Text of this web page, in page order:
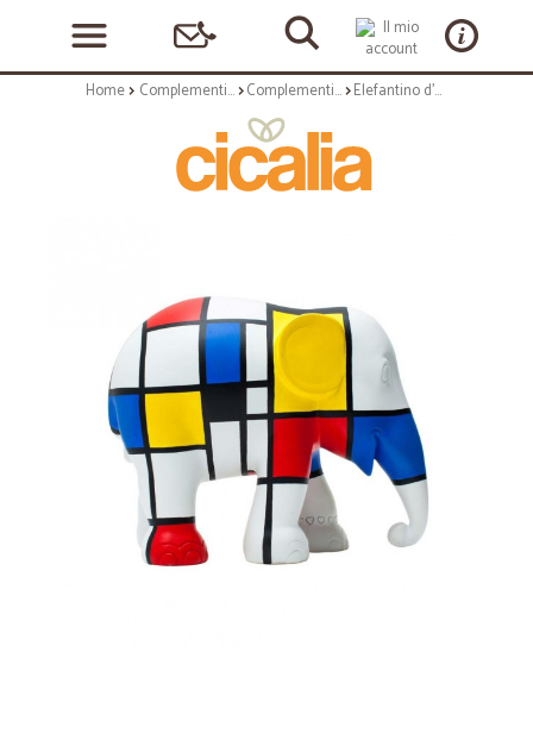
Home Complementi arredo Complementi ad appoggio Elefantino d'autore - arte hommage to mondriaan - h cm 20 - statuetta solidale